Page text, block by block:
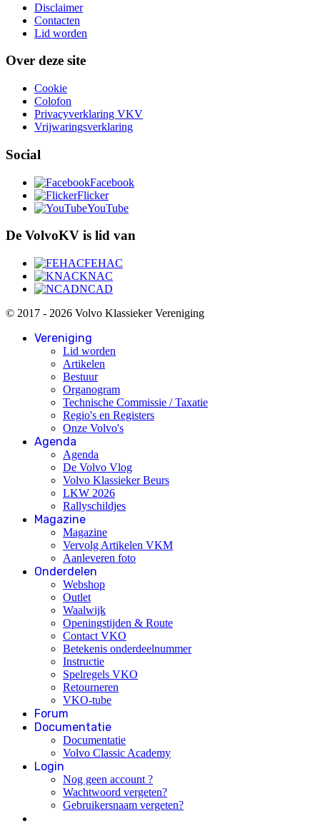
Disclaimer
Contacten
Lid worden
Over deze site
Cookie
Colofon
Privacyverklaring VKV
Vrijwaringsverklaring
Social
Facebook
Flicker
YouTube
De VolvoKV is lid van
FEHAC
KNAC
NCAD
© 2017 - 2026 Volvo Klassieker Vereniging
Vereniging
Lid worden
Artikelen
Bestuur
Organogram
Technische Commissie / Taxatie
Regio's en Registers
Onze Volvo's
Agenda
Agenda
De Volvo Vlog
Volvo Klassieker Beurs
LKW 2026
Rallyschildjes
Magazine
Magazine
Vervolg Artikelen VKM
Aanleveren foto
Onderdelen
Webshop
Outlet
Waalwijk
Openingstijden & Route
Contact VKO
Betekenis onderdeelnummer
Instructie
Spelregels VKO
Retourneren
VKO-tube
Forum
Documentatie
Documentatie
Volvo Classic Academy
Login
Nog geen account ?
Wachtwoord vergeten?
Gebruikersnaam vergeten?